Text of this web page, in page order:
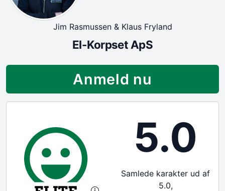
Jim Rasmussen & Klaus Fryland
El-Korpset ApS
Anmeld nu
5.0
Samlede karakter ud af
5.0,